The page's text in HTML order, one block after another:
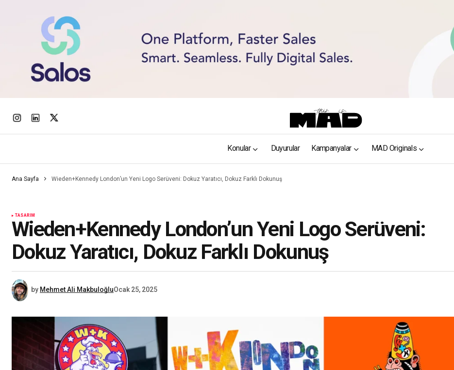
Konular Duyurular Kampanyalar MAD Originals
Ana Sayfa Wieden+Kennedy London’un Yeni Logo Serüveni: Dokuz Yaratıcı, Dokuz Farklı Dokunuş
TASARIM
Wieden+Kennedy London’un Yeni Logo Serüveni:
Dokuz Yaratıcı, Dokuz Farklı Dokunuş
by Mehmet Ali MakbuloğluOcak 25, 2025